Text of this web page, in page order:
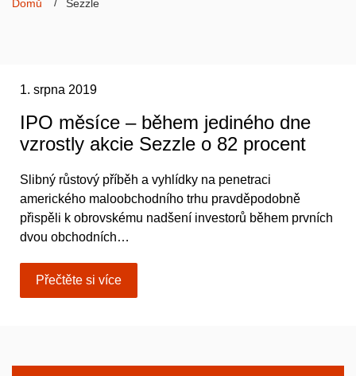
Domů Sezzle
1. srpna 2019
IPO měsíce – během jediného dne
vzrostly akcie Sezzle o 82 procent
Slibný růstový příběh a vyhlídky na penetraci
amerického maloobchodního trhu pravděpodobně
přispěli k obrovskému nadšení investorů během prvních
dvou obchodních…
Přečtěte si více